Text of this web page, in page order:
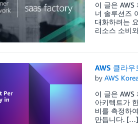
이 글은 AWS
너 솔루션즈
대화하려는
리소스 소비
AWS 클라
by AWS
이 글은
아키텍트가
비를 측정하
만듭니다. […]